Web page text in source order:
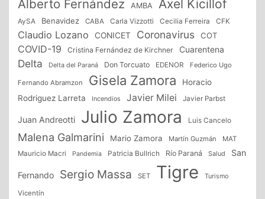
Alberto Fernández AMBA Axel Kicillof
AySA Benavidez CABA Carla Vizzotti Cecilia Ferreira CFK
Claudio Lozano CONICET Coronavirus COT
COVID-19 Cristina Fernández de Kirchner Cuarentena
Delta Delta del Paraná Don Torcuato EDENOR Federico Ugo
Fernando Abramzon Gisela Zamora
Horacio
Rodriguez Larreta
Incendios Javier Milei Javier Parbst
Juan Andreotti Julio Zamora Luis Cancelo
Malena Galmarini Mario Zamora Martín Guzmán
MAT
Mauricio Macri
Pandemia Patricia Bullrich Río Paraná Salud San
Fernando Sergio Massa SET Tigre Turismo
Vicentín